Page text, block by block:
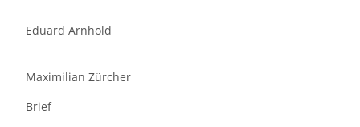
Eduard Arnhold
Maximilian Zürcher
Brief